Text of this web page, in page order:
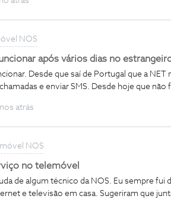
mas manter o mesmo número que tenho
NOS
após vários dias no
Desde que saí de Portugal que a NET
e enviar SMS. Desde hoje que não
atrás
NOS
no telemóvel
de algum técnico da NOS. Eu sempre fui
e televisão em casa. Sugeriram que